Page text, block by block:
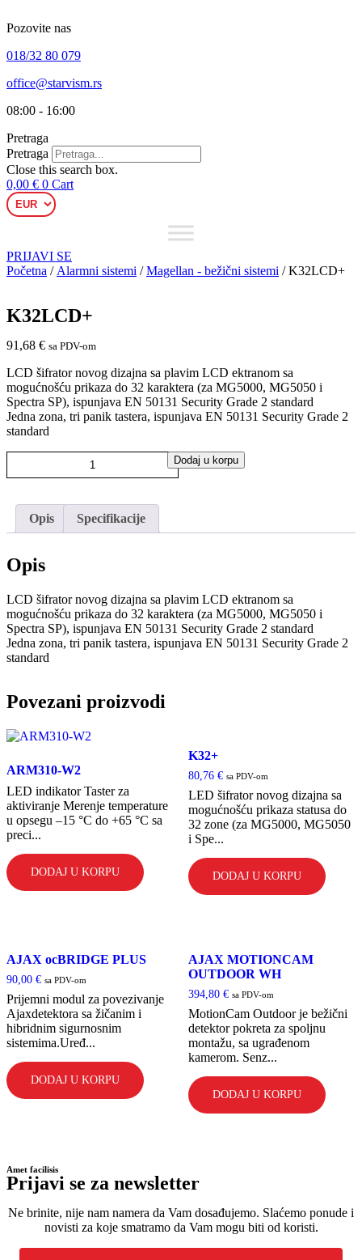
to
Pozovite nas
018/32 80 079
office@starvism.rs
08:00 - 16:00
Pretraga
Pretraga
Close this search box.
0,00 € 0 Cart
PRIJAVI SE
Početna / Alarmni sistemi /Magellan - bežični sistemi / K32LCD+
K32LCD+
91,68 € sa PDV-om
LCD šifrator novog dizajna sa plavim LCD ektranom sa
mogućnošću prikaza do 32 karaktera (za MG5000, MG5050 i
Spectra SP), ispunjava EN 50131 Security Grade 2 standard
Jedna zona, tri panik tastera, ispunjava EN 50131 Security Grade 2
standard
Dodaj u korpu
Opis Specifikacije
Opis
LCD šifrator novog dizajna sa plavim LCD ektranom sa
mogućnošću prikaza do 32 karaktera (za MG5000, MG5050 i
Spectra SP), ispunjava EN 50131 Security Grade 2 standard
Jedna zona, tri panik tastera, ispunjava EN 50131 Security Grade 2
standard
Povezani proizvodi
ARM310-W2
LED indikator Taster za
aktiviranje Merenje temperature
u opsegu –15 °C do +65 °C sa
preci...
DODAJ U KORPU
K32+
80,76 € sa PDV-om
LED šifrator novog dizajna sa
mogućnošću prikaza statusa do
32 zone (za MG5000, MG5050
i Spe...
DODAJ U KORPU
AJAX ocBRIDGE PLUS
90,00 € sa PDV-om
Prijemni modul za povezivanje
Ajaxdetektora sa žičanim i
hibridnim sigurnosnim
sistemima.Uređ...
DODAJ U KORPU
AJAX MOTIONCAM
OUTDOOR WH
394,80 € sa PDV-om
MotionCam Outdoor je bežični
detektor pokreta za spoljnu
montažu, sa ugrađenom
kamerom. Senz...
DODAJ U KORPU
Amet facilisis
Prijavi se za newsletter
Ne brinite, nije nam namera da Vam dosađujemo. Slaćemo ponude i
novisti za koje smatramo da Vam mogu biti od koristi.